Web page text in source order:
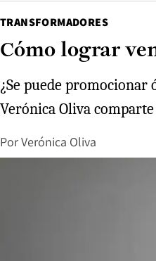
TRANSFORMADORES
Cómo lograr
¿Se puede
Verónica Oliva
PorVerónica Oliva